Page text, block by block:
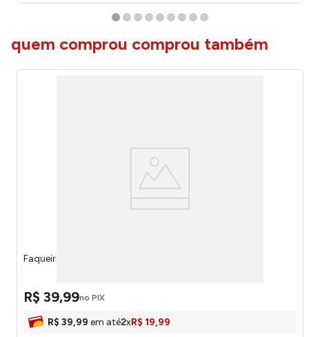
quem comprou comprou também
Faqueiro Inox 12 Peças Vermelho - Tramontina
R$ 39,99no PIX
R$ 39,99 em até2xR$ 19,99